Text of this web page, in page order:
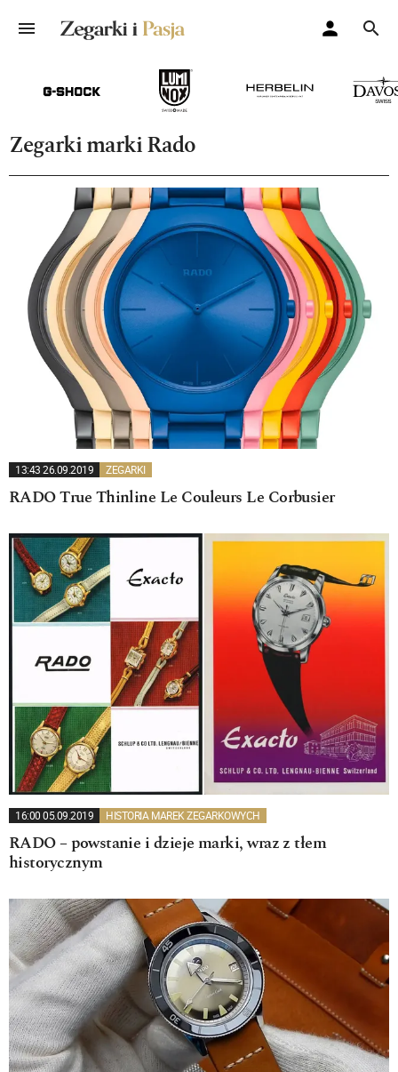
Zegarki marki Rado
13:43 26.09.2019 ZEGARKI
RADO True Thinline Le Couleurs Le Corbusier
16:00 05.09.2019 HISTORIA MAREK ZEGARKOWYCH
RADO – powstanie i dzieje marki, wraz z tłem
historycznym